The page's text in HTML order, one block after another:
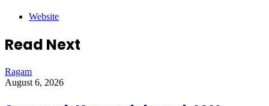
Website
Read Next
Ragam
August 6, 2026